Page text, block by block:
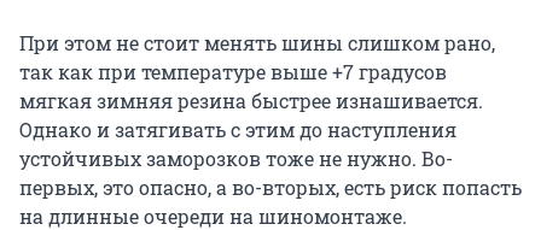
При этом не стоит менять шины слишком рано,
так как при температуре выше +7 градусов
мягкая зимняя резина быстрее изнашивается.
Однако и затягивать с этим до наступления
устойчивых заморозков тоже не нужно. Во-
первых, это опасно, а во-вторых, есть риск попасть
на длинные очереди на шиномонтаже.